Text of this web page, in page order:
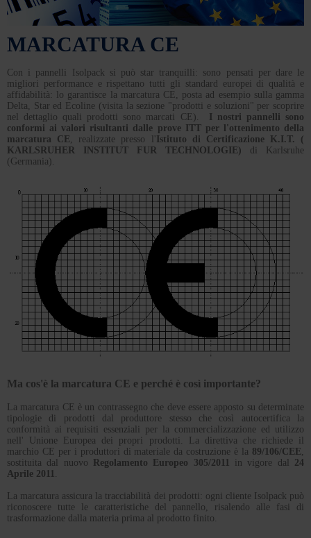
MARCATURA CE
Con i pannelli Isolpack si può star tranquilli: sono pensati per dare le
migliori performance e rispettano tutti gli standard europei di qualità e
affidabilità: lo garantisce la marcatura CE, posta ad esempio sulla gamma
Delta, Star ed Ecoline (visita la sezione "prodotti e soluzioni" per scoprire
nel dettaglio quali prodotti sono marcati CE).
I nostri pannelli sono
conformi ai valori risultanti dalle prove ITT per l'ottenimento della
marcatura CE, realizzate presso l' Istituto di Certificazione K.I.T. (
KARLSRUHER INSTITUT FUR TECHNOLOGIE) di Karlsruhe
(Germania).
Ma cos'è la marcatura CE e perché è così importante?
La marcatura CE è un contrassegno che deve essere apposto su determinate
tipologie di prodotti dal produttore stesso che così autocertifica la
conformità ai requisiti essenziali per la commercializzazione ed utilizzo
nell' Unione Europea dei propri prodotti. La direttiva che richiede il
marchio CE per i produttori di materiale da costruzione è la 89/106/CEE,
sostituita dal nuovo
Regolamento Europeo 305/2011 in vigore dal 24
Aprile 2011.
La marcatura assicura la tracciabilità dei prodotti: ogni cliente Isolpack può
riconoscere tutte le caratteristiche del pannello, risalendo alle fasi di
trasformazione dalla materia prima al prodotto finito.